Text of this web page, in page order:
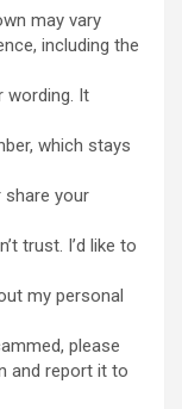
may vary
including the
wording. It
which stays
share your
trust. I’d like to
my personal
please
and report it to